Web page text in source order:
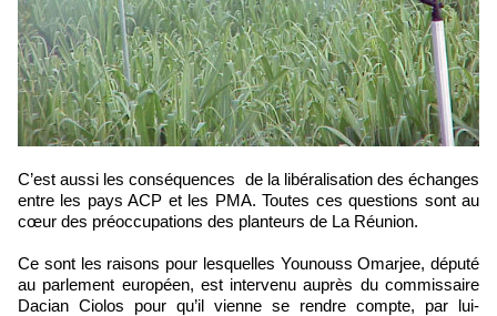
C’est aussi les conséquences de la libéralisation des échanges
entre les pays ACP et les PMA. Toutes ces questions sont au
cœur des préoccupations des planteurs de La Réunion.
Ce sont les raisons pour lesquelles Younouss Omarjee, député
au parlement européen, est intervenu auprès du commissaire
Dacian Ciolos pour qu’il vienne se rendre compte, par lui-